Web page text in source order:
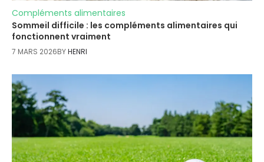
Compléments alimentaires
Sommeil difficile : les compléments alimentaires qui
fonctionnent vraiment
7 MARS 2026BYHENRI